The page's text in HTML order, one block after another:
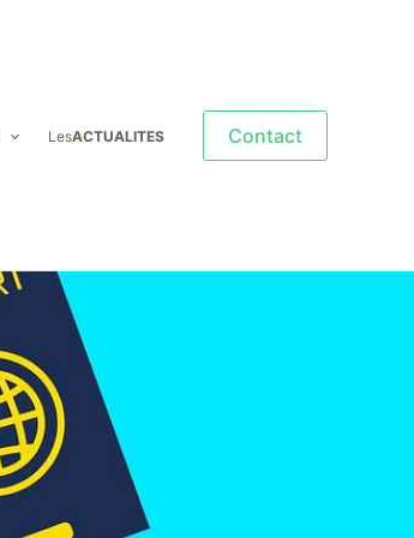
LesACTUALITES Contact